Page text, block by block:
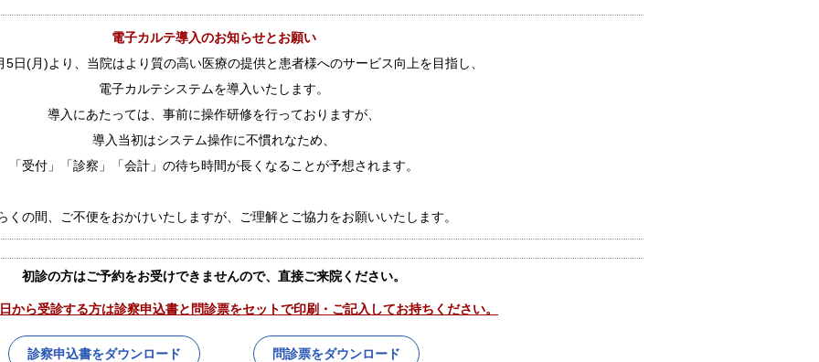
電子カルテ導入のお知らせとお願い
5日(月)より、当院はより質の高い医療の提供と患者様へのサービス向上を目指し、
電子カルテシステムを導入いたします。
導入にあたっては、事前に操作研修を行っておりますが、
導入当初はシステム操作に不慣れなため、
「受付」「診察」「会計」の待ち時間が長くなることが予想されます。
くの間、ご不便をおかけいたしますが、ご理解とご協力をお願いいたします。
初診の方はご予約をお受けできませんので、直接ご来院ください。
から受診する方は診察申込書と問診票をセットで印刷・ご記入してお持ちください。
診察申込書をダウンロード 問診票をダウンロード